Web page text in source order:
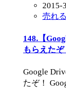
2015-
売れ
148.【
もらえたぞ
Google
たぞ！